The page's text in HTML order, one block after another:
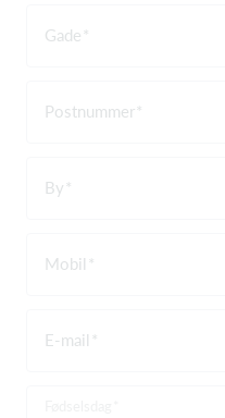
Gade
Postnummer
By
Mobil
E-mail